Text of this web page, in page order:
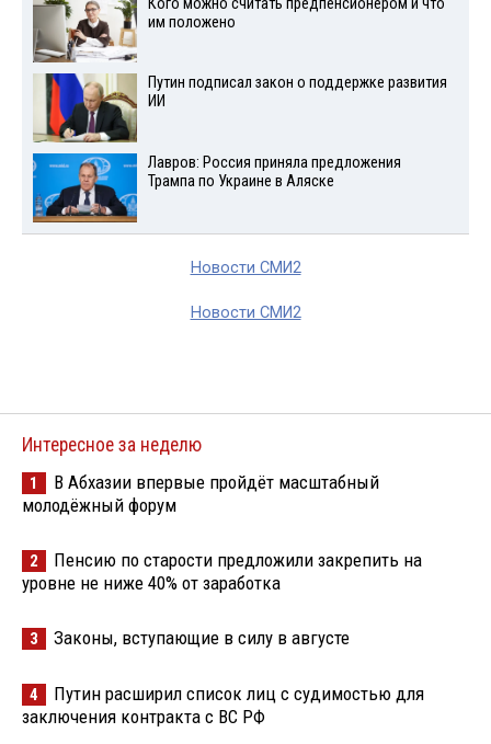
им положено
Путин подписал закон о поддержке развития
ИИ
Лавров: Россия приняла предложения
Трампа по Украине в Аляске
Новости СМИ2
Новости СМИ2
Интересное за неделю
1
В Абхазии впервые пройдёт масштабный
молодёжный форум
2
Пенсию по старости предложили закрепить на
уровне не ниже 40% от заработка
3 Законы, вступающие в силу в августе
4
Путин расширил список лиц с судимостью для
заключения контракта с ВС РФ